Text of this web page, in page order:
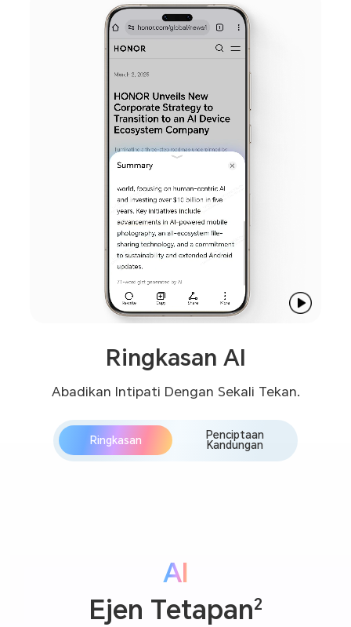
Ringkasan AI
Abadikan Intipati Dengan Sekali Tekan.
Ringkasan
Penciptaan
Kandungan
AI
Ejen Tetapan2